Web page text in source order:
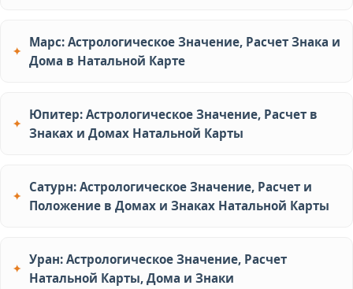
Марс: Астрологическое Значение, Расчет Знака и
Дома в Натальной Карте
Юпитер: Астрологическое Значение, Расчет в
Знаках и Домах Натальной Карты
Сатурн: Астрологическое Значение, Расчет и
Положение в Домах и Знаках Натальной Карты
Уран: Астрологическое Значение, Расчет
Натальной Карты, Дома и Знаки